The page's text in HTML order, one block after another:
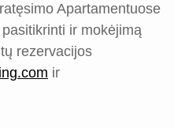
Apartamentuose
ir mokėjimą
rezervacijos
ir